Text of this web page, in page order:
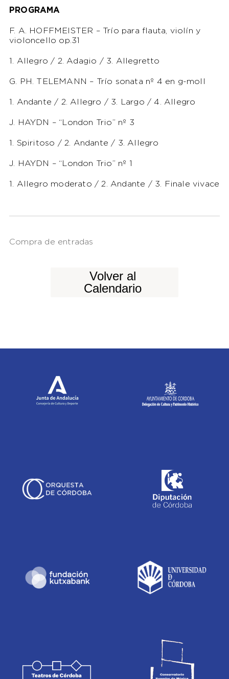
PROGRAMA
F. A. HOFFMEISTER – Trío para flauta, violín y
violoncello op.31
1. Allegro / 2. Adagio / 3. Allegretto
G. PH. TELEMANN – Trío sonata nº 4 en g-moll
1. Andante / 2. Allegro / 3. Largo / 4. Allegro
J. HAYDN – “London Trio” nº 3
1. Spiritoso / 2. Andante / 3. Allegro
J. HAYDN – “London Trio” nº 1
1. Allegro moderato / 2. Andante / 3. Finale vivace
Compra de entradas
Volver al
Calendario